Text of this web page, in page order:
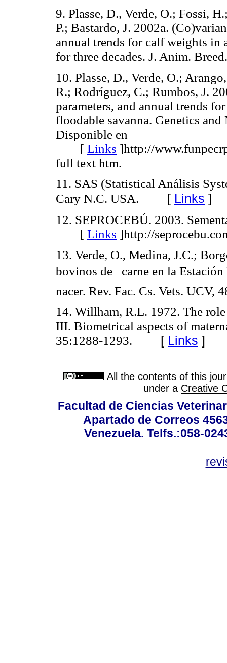
9. Plasse, D., Verde, O.; Fossi,
P.; Bastardo, J. 2002a.
annual trends for calf weights in
for three decades. J. Anim.
10. Plasse, D., Verde, O.;
R.; Rodríguez, C.; Rumbos, J.
parameters, and annual trends
floodable savanna. Genetics
Disponible en
[ Links ]http://
full text htm.
11. SAS (Statistical Análisis
Cary N.C. USA. [ Links ]
12. SEPROCEBÚ. 2003.
[ Links ]http://
13. Verde, O., Medina, J.C.;
bovinos de carne en la Estación
nacer. Rev. Fac. Cs. Vets. UCV,
14. Willham, R.L. 1972. The
III. Biometrical aspects of
35:1288-1293. [ Links ]
All the contents of this
under a Creative
Facultad de Ciencias
Apartado de Correos
Venezuela. Telfs.:058-